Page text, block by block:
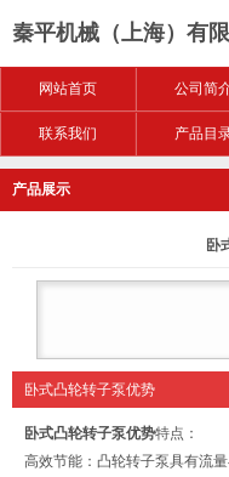
秦平机械（上海）有
网站首页 公司简
联系我们 产品目
产品展示
卧
卧式凸轮转子泵优势
卧式凸轮转子泵优势特点：
高效节能：凸轮转子泵具有流